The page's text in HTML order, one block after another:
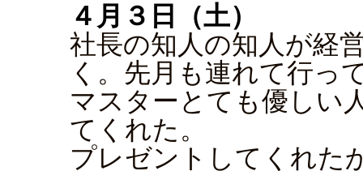
４月３日（土）
社長の知人の知人が経
く。先月も連れて行っ
マスターとても優しい
てくれた。
プレゼントしてくれた